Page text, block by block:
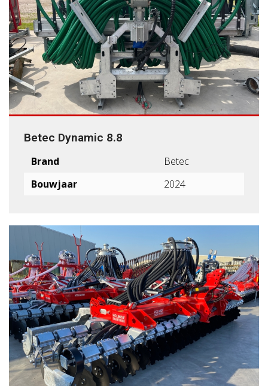
Betec Dynamic 8.8
Brand
Betec
Bouwjaar
2024